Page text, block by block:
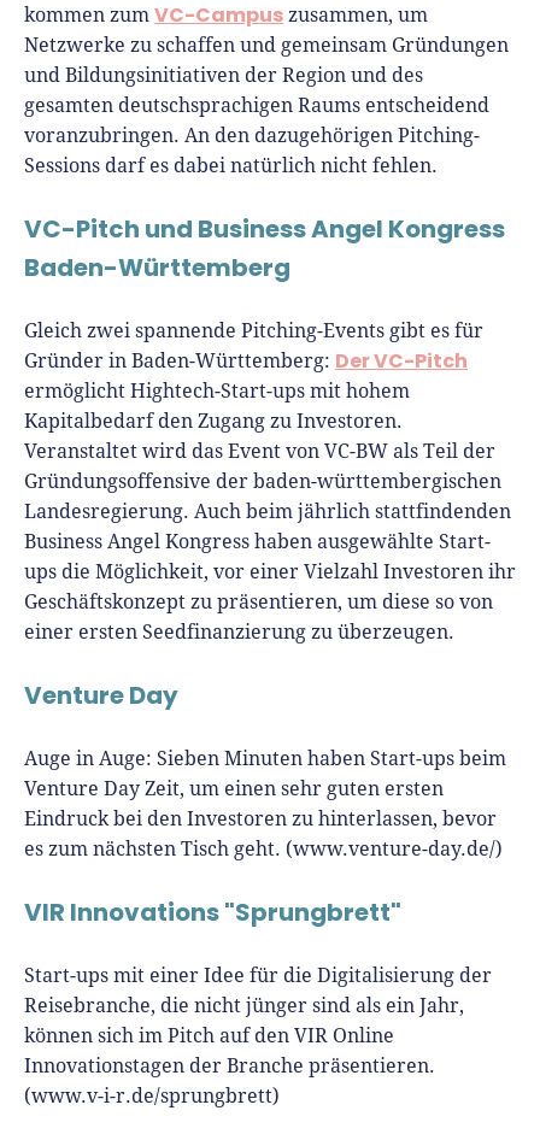
kommen zum VC-Campus zusammen, um
Netzwerke zu schaffen und gemeinsam Gründungen
und Bildungsinitiativen der Region und des
gesamten deutschsprachigen Raums entscheidend
voranzubringen. An den dazugehörigen Pitching-
Sessions darf es dabei natürlich nicht fehlen.
VC-Pitch und Business Angel Kongress
Baden-Württemberg
Gleich zwei spannende Pitching-Events gibt es für
Gründer in Baden-Württemberg: Der VC-Pitch
ermöglicht Hightech-Start-ups mit hohem
Kapitalbedarf den Zugang zu Investoren.
Veranstaltet wird das Event von VC-BW als Teil der
Gründungsoffensive der baden-württembergischen
Landesregierung. Auch beim jährlich stattfindenden
Business Angel Kongress haben ausgewählte Start-
ups die Möglichkeit, vor einer Vielzahl Investoren ihr
Geschäftskonzept zu präsentieren, um diese so von
einer ersten Seedfinanzierung zu überzeugen.
Venture Day
Auge in Auge: Sieben Minuten haben Start-ups beim
Venture Day Zeit, um einen sehr guten ersten
Eindruck bei den Investoren zu hinterlassen, bevor
es zum nächsten Tisch geht. (www.venture-day.de/)
VIR Innovations "Sprungbrett"
Start-ups mit einer Idee für die Digitalisierung der
Reisebranche, die nicht jünger sind als ein Jahr,
können sich im Pitch auf den VIR Online
Innovationstagen der Branche präsentieren.
(www.v-i-r.de/sprungbrett)